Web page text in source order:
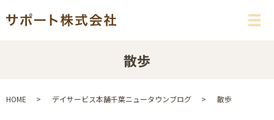
メ
散歩
HOME デイサービス本舗千葉ニュータウンブログ 散歩